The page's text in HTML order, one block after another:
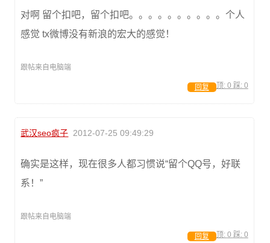
对啊 留个扣吧，留个扣吧。。。。。。。。。。个人
感觉 tx微博没有新浪的宏大的感觉！
跟帖来自电脑端
顶: 0 踩: 0
回复
武汉seo疯子 2012-07-25 09:49:29
确实是这样，现在很多人都习惯说“留个QQ号，好联
系！”
跟帖来自电脑端
顶: 0 踩: 0
回复